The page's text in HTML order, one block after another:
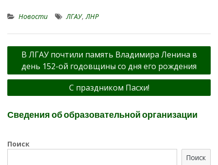
Новости ЛГАУ,ЛНР
Навигация
записям
В ЛГАУ почтили память Владимира Ленина в
день 152-ой годовщины со дня его рождения
С праздником Пасхи!
Сведения об образовательной организации
Поиск
Поиск